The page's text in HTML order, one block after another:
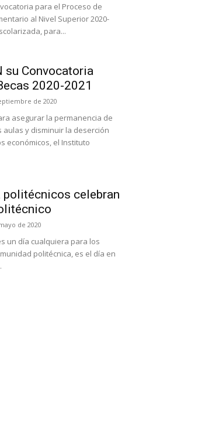
para el Proceso de
al Nivel Superior 2020-
para...
su Convocatoria
2020-2021
de 2020
asegurar la permanencia de
aulas y disminuir la deserción
económicos, el Instituto
politécnicos celebran
de 2020
un día cualquiera para los
politécnica, es el día en